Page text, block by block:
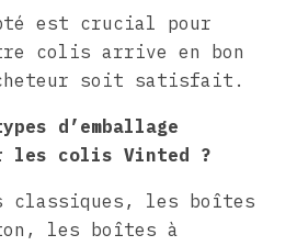
est crucial pour
colis arrive en bon
soit satisfait.
d’emballage
les colis Vinted ?
classiques, les boîtes
les boîtes à